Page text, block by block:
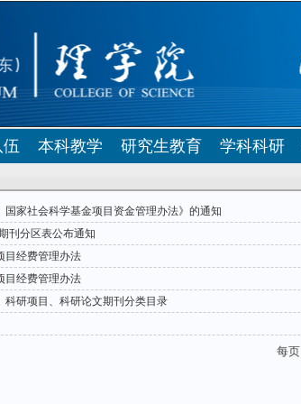
伍 本科教学 研究生教育 学科科研
家社会科学基金项目资金管理办法》的通知
刊分区表公布通知
目经费管理办法
目经费管理办法
研项目、科研论文期刊分类目录
每页